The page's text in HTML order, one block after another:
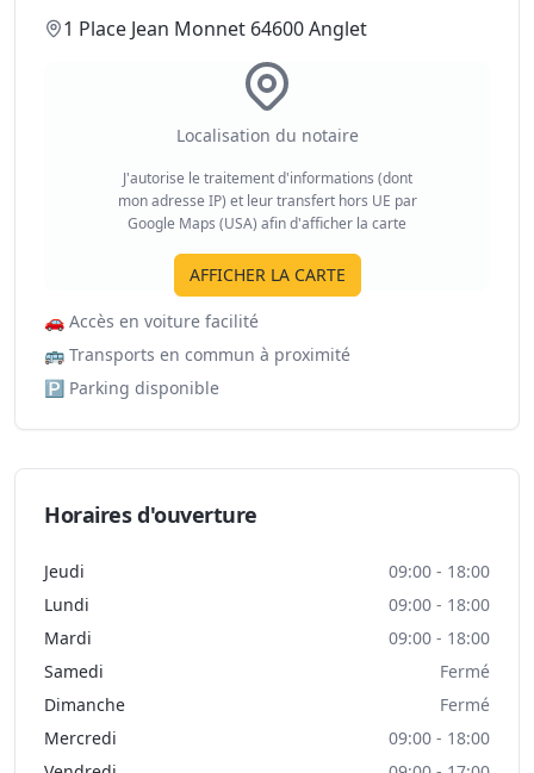
1 Place Jean Monnet 64600 Anglet
Localisation du notaire
J'autorise le traitement d'informations (dont
mon adresse IP) et leur transfert hors UE par
Google Maps (USA) afin d'afficher la carte
AFFICHER LA CARTE
🚗 Accès en voiture facilité
🚌 Transports en commun à proximité
🅿️ Parking disponible
Horaires d'ouverture
Jeudi
09:00 - 18:00
Lundi
09:00 - 18:00
Mardi
09:00 - 18:00
Samedi
Fermé
Dimanche
Fermé
Mercredi
09:00 - 18:00